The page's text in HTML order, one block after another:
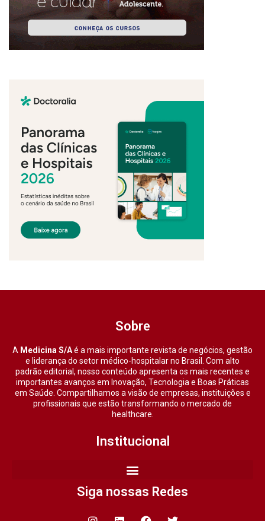
Sobre
A Medicina S/Aé a mais importante revista de negócios, gestão
e liderança do setor médico-hospitalar no Brasil. Com alto
padrão editorial, nosso conteúdo apresenta os mais recentes e
importantes avanços em Inovação, Tecnologia e Boas Práticas
em Saúde. Compartilhamos a visão de empresas, instituições e
profissionais que estão transformando o mercado de
healthcare.
Institucional
Siga nossas Redes